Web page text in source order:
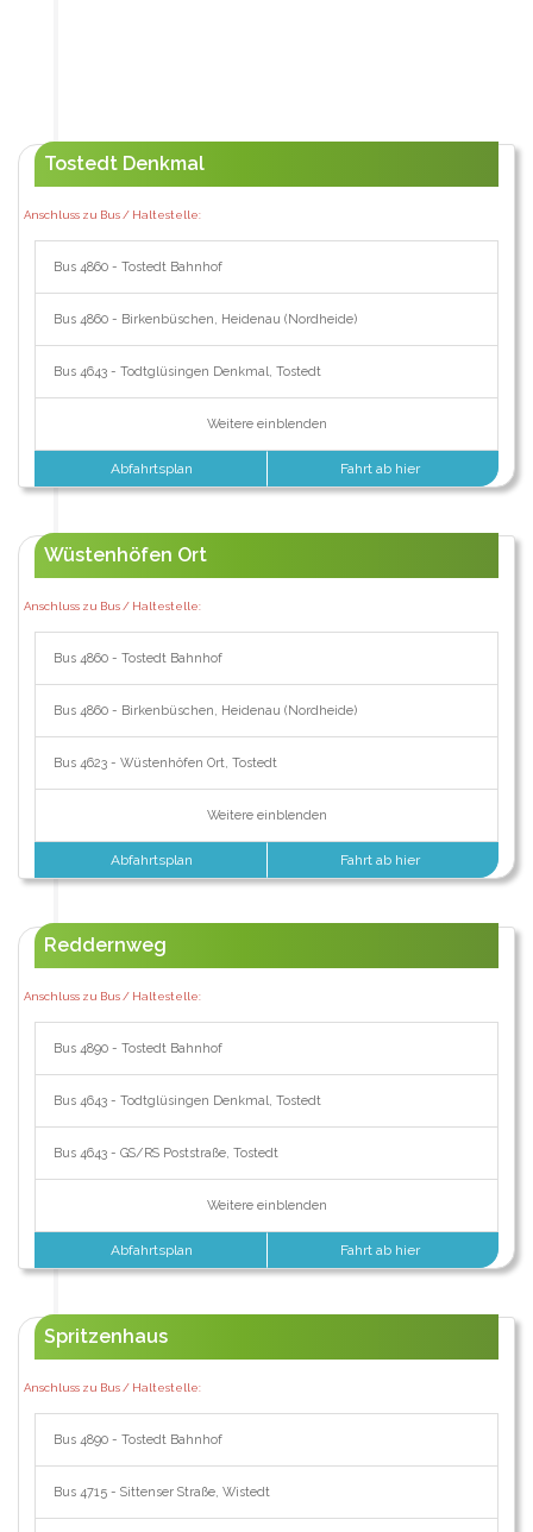
Tostedt Denkmal
Anschluss zu Bus / Haltestelle:
Bus 4860 - Tostedt Bahnhof
Bus 4860 - Birkenbüschen, Heidenau (Nordheide)
Bus 4643 - Todtglüsingen Denkmal, Tostedt
Weitere einblenden
Abfahrtsplan Fahrt ab hier
Wüstenhöfen Ort
Anschluss zu Bus / Haltestelle:
Bus 4860 - Tostedt Bahnhof
Bus 4860 - Birkenbüschen, Heidenau (Nordheide)
Bus 4623 - Wüstenhöfen Ort, Tostedt
Weitere einblenden
Abfahrtsplan Fahrt ab hier
Reddernweg
Anschluss zu Bus / Haltestelle:
Bus 4890 - Tostedt Bahnhof
Bus 4643 - Todtglüsingen Denkmal, Tostedt
Bus 4643 - GS/RS Poststraße, Tostedt
Weitere einblenden
Abfahrtsplan Fahrt ab hier
Spritzenhaus
Anschluss zu Bus / Haltestelle:
Bus 4890 - Tostedt Bahnhof
Bus 4715 - Sittenser Straße, Wistedt